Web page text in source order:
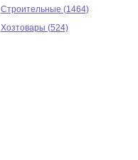
Строительные (1464)
Хозтовары (524)